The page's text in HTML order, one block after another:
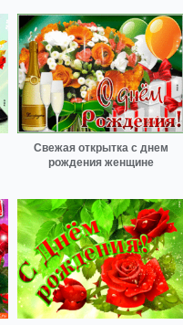
Свежая открытка с днем
рождения женщине